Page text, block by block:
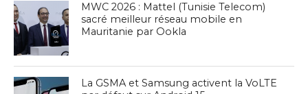
MWC 2026 : Mattel (Tunisie Telecom)
sacré meilleur réseau mobile en
Mauritanie par Ookla
La GSMA et Samsung activent la VoLTE